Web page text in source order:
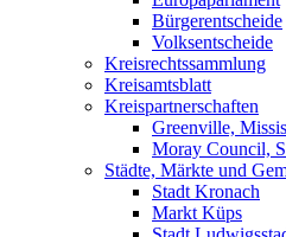
Bürgerentscheide
Volksentscheide
Kreisrechtssammlung
Kreisamtsblatt
Kreispartnerschaften
Greenville,
Moray Council,
Städte, Märkte und
Stadt Kronach
Markt Küps